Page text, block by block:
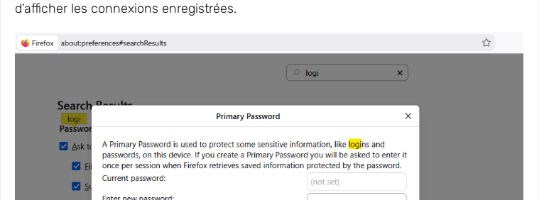
d’afficher les connexions enregistrées.